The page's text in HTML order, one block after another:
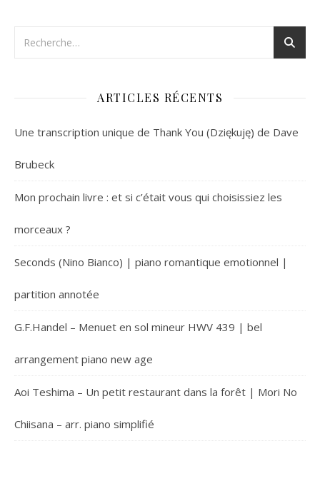
ARTICLES RÉCENTS
Une transcription unique de Thank You (Dziękuję) de Dave
Brubeck
Mon prochain livre : et si c’était vous qui choisissiez les
morceaux ?
Seconds (Nino Bianco) | piano romantique emotionnel |
partition annotée
G.F.Handel – Menuet en sol mineur HWV 439 | bel
arrangement piano new age
Aoi Teshima – Un petit restaurant dans la forêt | Mori No
Chiisana – arr. piano simplifié